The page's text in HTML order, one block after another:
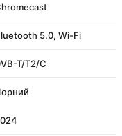
5.0, Wi-Fi
T/T2/C